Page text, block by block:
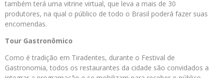
também terá uma vitrine virtual, que leva a mais de 30
produtores, na qual o público de todo o Brasil poderá fazer suas
encomendas.
Tour Gastronômico
Como é tradição em Tiradentes, durante o Festival de
Gastronomia, todos os restaurantes da cidade são convidados a